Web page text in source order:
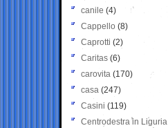
canile (4)
Cappello (8)
Caprotti (2)
Caritas (6)
carovita (170)
casa (247)
Casini (119)
Centrodestra in Liguria